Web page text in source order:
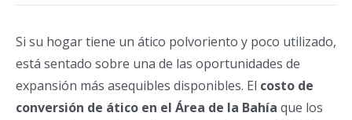
Si su hogar tiene un ático polvoriento y poco utilizado,
está sentado sobre una de las oportunidades de
expansión más asequibles disponibles. El costo de
conversión de ático en el Área de la Bahía que los